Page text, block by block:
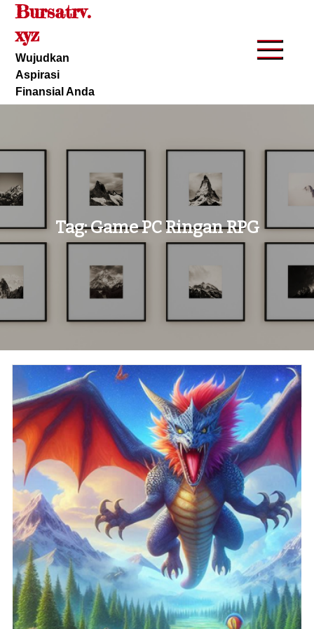
Skip
content
Bursatrv.
xyz
Wujudkan
Aspirasi
Finansial Anda
Tag:Game PC Ringan RPG